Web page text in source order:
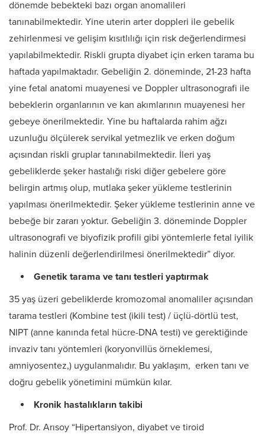
dönemde bebekteki bazı organ anomalileri
tanınabilmektedir. Yine uterin arter doppleri ile gebelik
zehirlenmesi ve gelişim kısıtlılığı için risk değerlendirmesi
yapılabilmektedir. Riskli grupta diyabet için erken tarama bu
haftada yapılmaktadır. Gebeliğin 2. döneminde, 21-23 hafta
yine fetal anatomi muayenesi ve Doppler ultrasonografi ile
bebeklerin organlarının ve kan akımlarının muayenesi her
gebeye önerilmektedir. Yine bu haftalarda rahim ağzı
uzunluğu ölçülerek servikal yetmezlik ve erken doğum
açısından riskli gruplar tanınabilmektedir. İleri yaş
gebeliklerde şeker hastalığı riski diğer gebelere göre
belirgin artmış olup, mutlaka şeker yükleme testlerinin
yapılması önerilmektedir. Şeker yükleme testlerinin anne ve
bebeğe bir zararı yoktur. Gebeliğin 3. döneminde Doppler
ultrasonografi ve biyofizik profili gibi yöntemlerle fetal iyilik
halinin düzenli değerlendirilmesi önerilmektedir” diyor.
Genetik tarama ve tanı testleri yaptırmak
35 yaş üzeri gebeliklerde kromozomal anomaliler açısından
tarama testleri (Kombine test (ikili test) / üçlü-dörtlü test,
NIPT (anne kanında fetal hücre-DNA testi) ve gerektiğinde
invaziv tanı yöntemleri (koryonvillüs örneklemesi,
amniyosentez,) uygulanmalıdır. Bu yaklaşım, erken tanı ve
doğru gebelik yönetimini mümkün kılar.
Kronik hastalıkların takibi
Prof. Dr. Arısoy “Hipertansiyon, diyabet ve tiroid